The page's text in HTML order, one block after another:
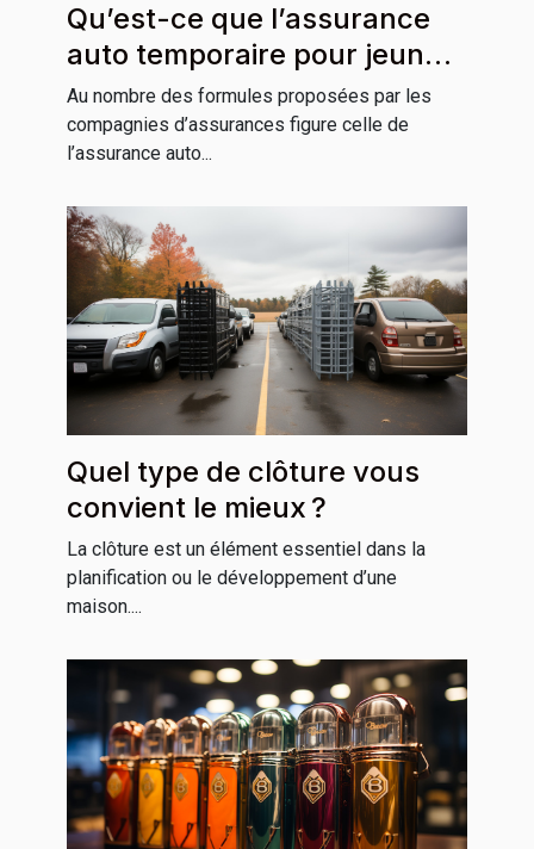
Qu’est-ce que l’assurance
auto temporaire pour jeune
conducteur ?
Au nombre des formules proposées par les
compagnies d’assurances figure celle de
l’assurance auto...
Quel type de clôture vous
convient le mieux ?
La clôture est un élément essentiel dans la
planification ou le développement d’une
maison....